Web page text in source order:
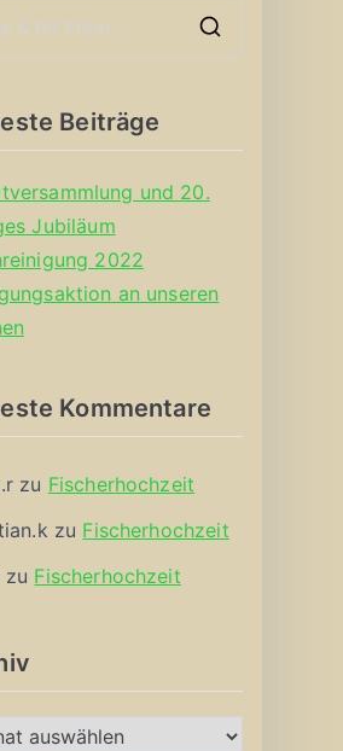
Beiträge
und 20.
Jubiläum
2022
an unseren
Kommentare
zu Fischerhochzeit
zu Fischerhochzeit
zu Fischerhochzeit